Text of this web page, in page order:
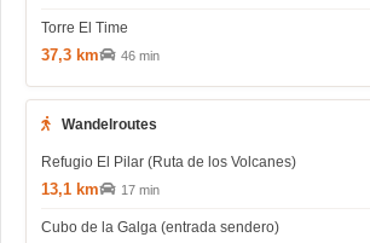
Torre El Time
37,3 km 46 min
Wandelroutes
Refugio El Pilar (Ruta de los Volcanes)
13,1 km 17 min
Cubo de la Galga (entrada sendero)